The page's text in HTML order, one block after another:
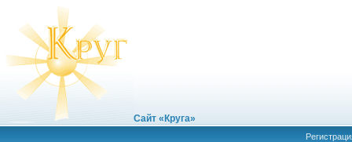
Сайт «Круга»